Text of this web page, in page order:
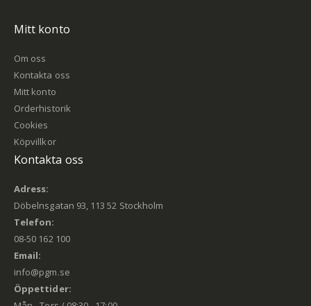
Mitt konto
Om oss
Kontakta oss
Mitt konto
Orderhistorik
Cookies
Köpvillkor
Kontakta oss
Adress:
Döbelnsgatan 93, 113 52 Stockholm
Telefon:
08-50 162 100
Email:
info@pgm.se
Öppettider: